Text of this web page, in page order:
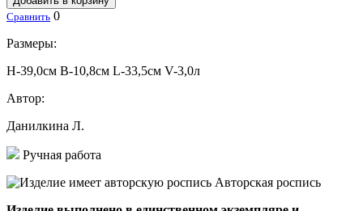
Сравнить 0
Размеры:
H-39,0см B-10,8см L-33,5см V-3,0л
Автор:
Данилкина Л.
Ручная работа
Авторская роспись